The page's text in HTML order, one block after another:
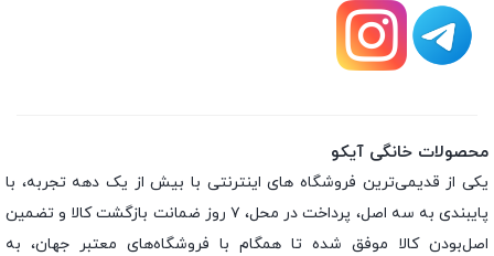
محصولات خانگی آیکو
یکی از قدیمی‌ترین فروشگاه های اینترنتی با بیش از یک دهه تجربه، با
پایبندی به سه اصل، پرداخت در محل، ۷ روز ضمانت بازگشت کالا و تضمین
اصل‌بودن کالا موفق شده تا همگام با فروشگاه‌های معتبر جهان، به